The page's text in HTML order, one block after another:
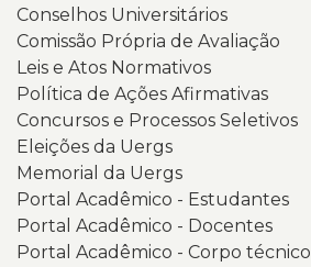
Conselhos Universitários
Comissão Própria de Avaliação
Leis e Atos Normativos
Política de Ações Afirmativas
Concursos e Processos Seletivos
Eleições da Uergs
Memorial da Uergs
Portal Acadêmico - Estudantes
Portal Acadêmico - Docentes
Portal Acadêmico - Corpo técnico